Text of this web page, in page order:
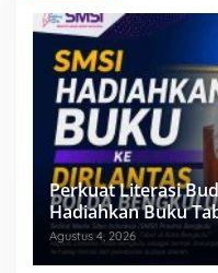
Perkuat Literasi
Hadiahkan Buku
Agustus 4, 2026